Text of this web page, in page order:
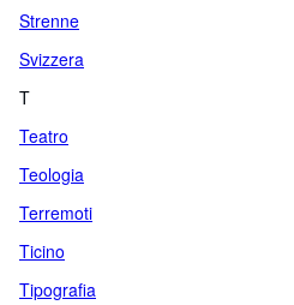
Strenne
Svizzera
T
Teatro
Teologia
Terremoti
Ticino
Tipografia